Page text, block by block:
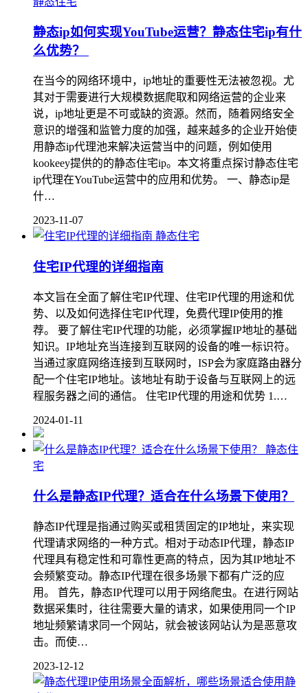
静态ip如何实现YouTube运营？静态住宅ip有什
么优势？
在当今的网络环境中，ip地址的重要性无法被忽视。尤
其对于需要进行大规模数据爬取和网络运营的企业来
说，ip地址更是不可或缺的资源。然而，随着网络安全
意识的增强和监管力度的加强，越来越多的企业开始使
用静态ip代理池来解决运营当中的问题，例如使用
kookeey提供的的静态住宅ip。本文将重点探讨静态住宅
ip代理在YouTube运营中的应用和优势。 一、静态ip是
什…
2023-11-07
静态住宅
住宅IP代理的详细指南
本文旨在全面了解住宅IP代理、住宅IP代理的用途和优
势、以及如何选择住宅IP代理，免费代理IP使用的推
荐。 要了解住宅IP代理的功能，必须掌握IP地址的基础
知识。IP地址充当连接到互联网的设备的唯一标识符。
当通过家庭网络连接到互联网时，ISP会为家庭路由器分
配一个住宅IP地址。该地址有助于设备与互联网上的远
程服务器之间的通信。 住宅IP代理的用途和优势 1.…
2024-01-11
静态住
宅
什么是静态IP代理？适合在什么场景下使用？
静态IP代理是指通过购买或租赁固定的IP地址，来实现
代理请求网络的一种方式。相对于动态IP代理，静态IP
代理具有稳定性和可靠性更高的特点，因为其IP地址不
会频繁变动。静态IP代理在很多场景下都有广泛的应
用。 首先，静态IP代理可以用于网络爬虫。在进行网站
数据采集时，往往需要大量的请求，如果使用同一个IP
地址频繁请求同一个网站，就会被该网站认为是恶意攻
击。而使…
2023-12-12